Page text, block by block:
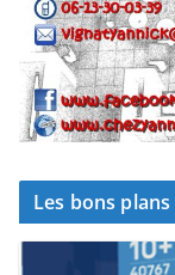
Les bons plans